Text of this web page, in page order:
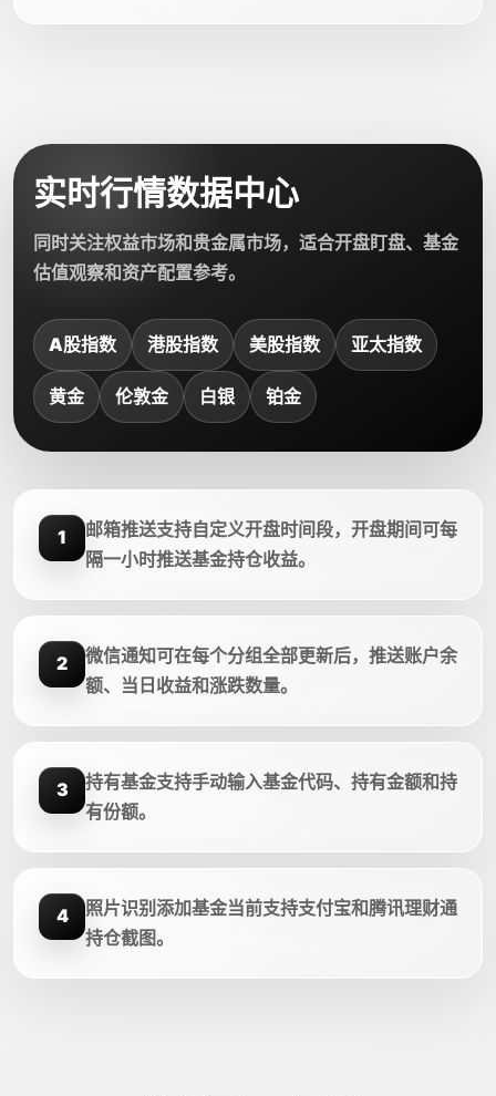
实时行情数据中心
同时关注权益市场和贵金属市场，适合开盘盯盘、基金
估值观察和资产配置参考。
A股指数 港股指数 美股指数 亚太指数
黄金 伦敦金 白银 铂金
1
邮箱推送支持自定义开盘时间段，开盘期间可每
隔一小时推送基金持仓收益。
2
微信通知可在每个分组全部更新后，推送账户余
额、当日收益和涨跌数量。
3
持有基金支持手动输入基金代码、持有金额和持
有份额。
4
照片识别添加基金当前支持支付宝和腾讯理财通
持仓截图。